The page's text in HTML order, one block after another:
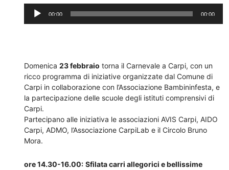
Audio
Player
00:00 00:00
Domenica 23 febbraio torna il Carnevale a Carpi, con un
ricco programma di iniziative organizzate dal Comune di
Carpi in collaborazione con l’Associazione Bambininfesta, e
la partecipazione delle scuole degli istituti comprensivi di
Carpi.
Partecipano alle iniziativa le associazioni AVIS Carpi, AIDO
Carpi, ADMO, l’Associazione CarpiLab e il Circolo Bruno
Mora.
ore 14.30-16.00: Sfilata carri allegorici e bellissime